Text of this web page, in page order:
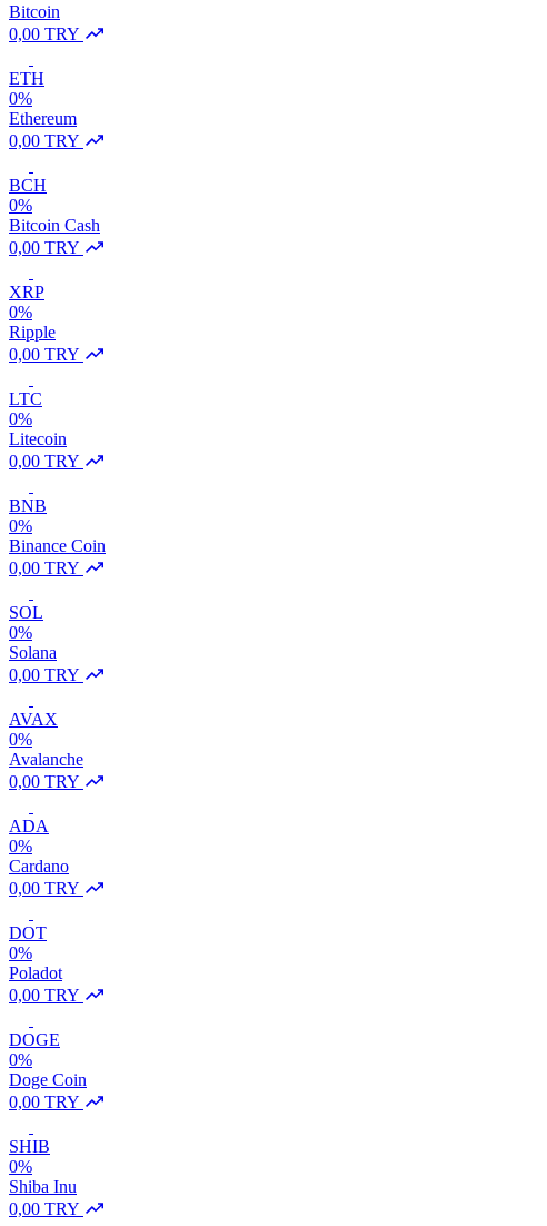
Bitcoin
0,00 TRY
ETH
0%
Ethereum
0,00 TRY
BCH
0%
Bitcoin Cash
0,00 TRY
XRP
0%
Ripple
0,00 TRY
LTC
0%
Litecoin
0,00 TRY
BNB
0%
Binance Coin
0,00 TRY
SOL
0%
Solana
0,00 TRY
AVAX
0%
Avalanche
0,00 TRY
ADA
0%
Cardano
0,00 TRY
DOT
0%
Poladot
0,00 TRY
DOGE
0%
Doge Coin
0,00 TRY
SHIB
0%
Shiba Inu
0,00 TRY